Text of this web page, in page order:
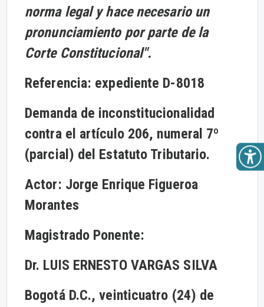
norma legal y hace necesario un
pronunciamiento por parte de la
Corte Constitucional".
Referencia: expediente D-8018
Demanda de inconstitucionalidad
contra el artículo 206, numeral 7º
(parcial) del Estatuto Tributario.
Actor: Jorge Enrique Figueroa
Morantes
Magistrado Ponente:
Dr. LUIS ERNESTO VARGAS SILVA
Bogotá D.C., veinticuatro (24) de